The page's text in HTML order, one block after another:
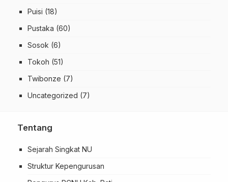
Puisi (18)
Pustaka (60)
Sosok (6)
Tokoh (51)
Twibonze (7)
Uncategorized (7)
Tentang
Sejarah Singkat NU
Struktur Kepengurusan